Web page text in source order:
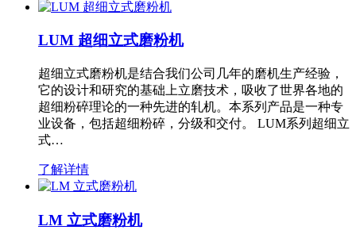
LUM 超细立式磨粉机
超细立式磨粉机是结合我们公司几年的磨机生产经验，
它的设计和研究的基础上立磨技术，吸收了世界各地的
超细粉碎理论的一种先进的轧机。本系列产品是一种专
业设备，包括超细粉碎，分级和交付。 LUM系列超细立
式…
了解详情
LM 立式磨粉机